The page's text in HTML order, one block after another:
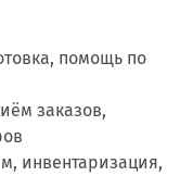
помощь по
заказов,
инвентаризация,